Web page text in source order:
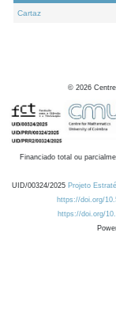
Cartaz
© 2026
Financiado total ou
UID/00324/2025 Projeto
https://doi.org/
https://doi.org/